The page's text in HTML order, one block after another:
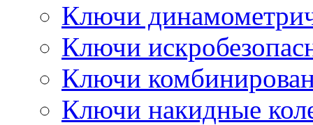
Ключи
Ключи
Ключи
Ключи накидные